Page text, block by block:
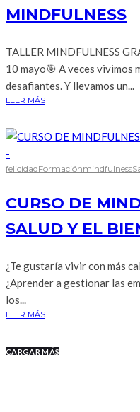
MINDFULNESS
TALLER MINDFULNESS
10 mayo🎯 A veces vivimos
desafiantes. Y llevamos un...
LEER MÁS
felicidadFormaciónmindfulness
CURSO DE
SALUD Y EL
¿Te gustaría vivir con más
¿Aprender a gestionar las
los...
LEER MÁS
CARGAR MÁS